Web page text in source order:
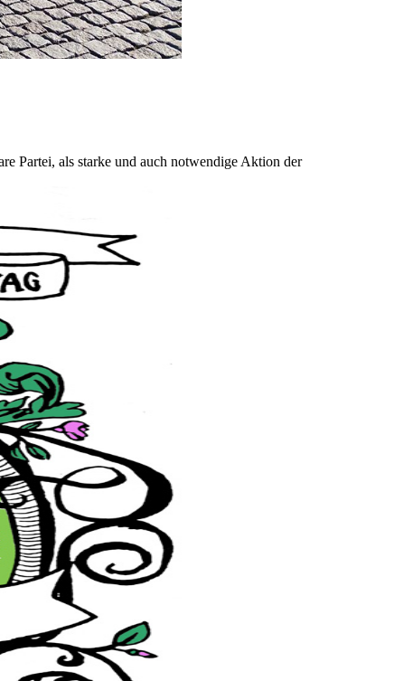
Partei, als starke und auch notwendige Aktion der